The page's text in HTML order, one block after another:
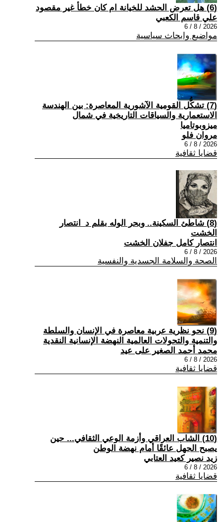
(6) هل تعرض الحشد للخيانة ام كان خطأ غير مقصود
علي قاسم الكعبي
2026 / 8 / 6
مواضيع وابحاث سياسية
(7) تشكُّل القومية الآشورية المعاصرة: بين الهندسة
الاستعمارية والسياقات التاريخية في شمال
ميزوبوتاميا
مروان فلو
2026 / 8 / 6
قضايا ثقافية
(8) شاطئ السكينة.. وبحر الوله بقلم د_انتصار
الخشت
انتصار كامل جفلان الخشت
2026 / 8 / 6
الصحة والسلامة الجسدية والنفسية
(9) نحو نظرية عربية معاصرة في الإنسان والسلطة
والتنمية والتحولات العالمية النهضة الإنسانية النقدية
محمد أحمد الصغير على عيد
2026 / 8 / 6
قضايا ثقافية
(10) الشاب العراقي وأزمة الوعي الثقافي... حين
يصبح الجهل عائقًا أمام نهضة الوطن
زيد نصير كعيد العتابي
2026 / 8 / 6
قضايا ثقافية